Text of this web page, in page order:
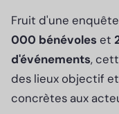
Fruit d'une
000 bénévoles et
d'événements,
des lieux objectif
concrètes aux